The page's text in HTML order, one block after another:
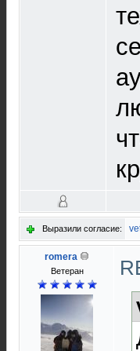
Выразили согласие:
romera
Ветеран